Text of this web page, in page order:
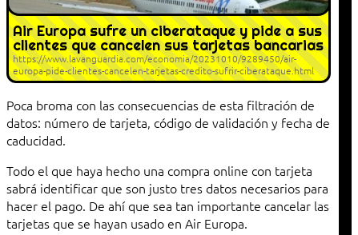
Air Europa sufre un ciberataque y pide a sus
clientes que cancelen sus tarjetas bancarias
https://www.lavanguardia.com/economia/20231010/9289450/air-
europa-pide-clientes-cancelen-tarjetas-credito-sufrir-ciberataque.html
Poca broma con las consecuencias de esta filtración de
datos: número de tarjeta, código de validación y fecha de
caducidad.
Todo el que haya hecho una compra online con tarjeta
sabrá identificar que son justo tres datos necesarios para
hacer el pago. De ahí que sea tan importante cancelar las
tarjetas que se hayan usado en Air Europa.